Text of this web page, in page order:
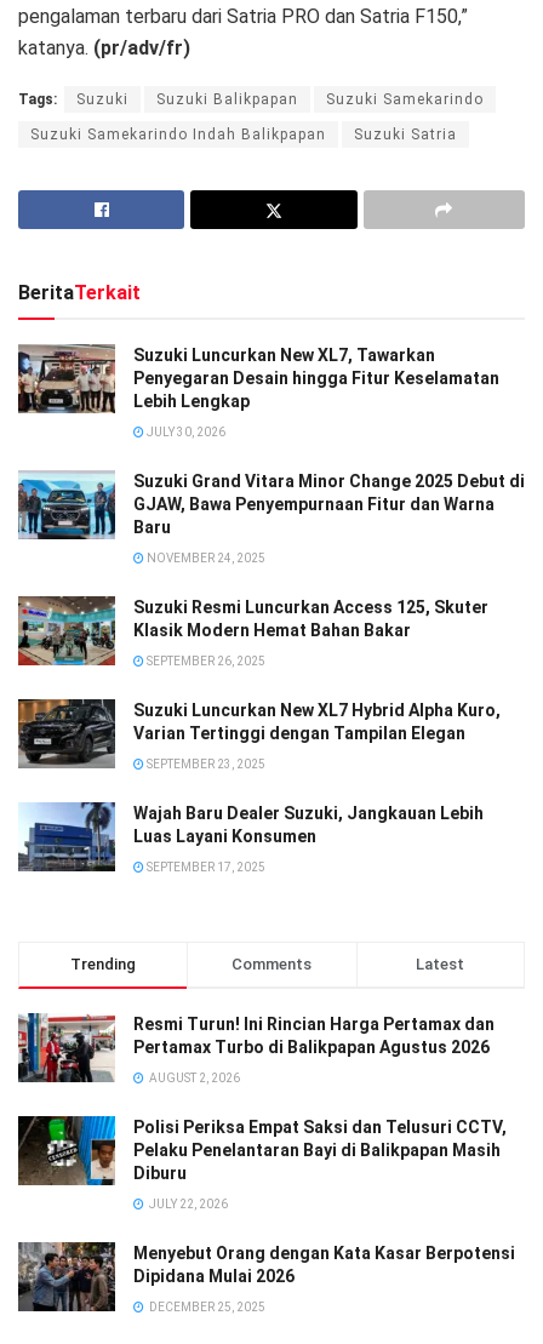
pengalaman terbaru dari Satria PRO dan Satria F150,”
katanya. (pr/adv/fr)
Tags: Suzuki Suzuki Balikpapan Suzuki Samekarindo
Suzuki Samekarindo Indah Balikpapan Suzuki Satria
BeritaTerkait
Suzuki Luncurkan New XL7, Tawarkan
Penyegaran Desain hingga Fitur Keselamatan
Lebih Lengkap
JULY 30, 2026
Suzuki Grand Vitara Minor Change 2025 Debut di
GJAW, Bawa Penyempurnaan Fitur dan Warna
Baru
NOVEMBER 24, 2025
Suzuki Resmi Luncurkan Access 125, Skuter
Klasik Modern Hemat Bahan Bakar
SEPTEMBER 26, 2025
Suzuki Luncurkan New XL7 Hybrid Alpha Kuro,
Varian Tertinggi dengan Tampilan Elegan
SEPTEMBER 23, 2025
Wajah Baru Dealer Suzuki, Jangkauan Lebih
Luas Layani Konsumen
SEPTEMBER 17, 2025
Trending Comments Latest
Resmi Turun! Ini Rincian Harga Pertamax dan
Pertamax Turbo di Balikpapan Agustus 2026
AUGUST 2, 2026
Polisi Periksa Empat Saksi dan Telusuri CCTV,
Pelaku Penelantaran Bayi di Balikpapan Masih
Diburu
JULY 22, 2026
Menyebut Orang dengan Kata Kasar Berpotensi
Dipidana Mulai 2026
DECEMBER 25, 2025